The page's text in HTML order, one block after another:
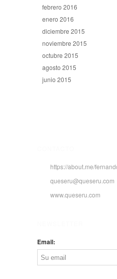
febrero 2016
enero 2016
diciembre 2015
noviembre 2015
octubre 2015
agosto 2015
junio 2015
https://about.me/
queseru@queseru.com
www.queseru.com
Email: